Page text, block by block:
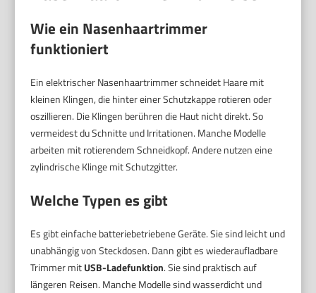
Wie ein Nasenhaartrimmer
funktioniert
Ein elektrischer Nasenhaartrimmer schneidet Haare mit
kleinen Klingen, die hinter einer Schutzkappe rotieren oder
oszillieren. Die Klingen berühren die Haut nicht direkt. So
vermeidest du Schnitte und Irritationen. Manche Modelle
arbeiten mit rotierendem Schneidkopf. Andere nutzen eine
zylindrische Klinge mit Schutzgitter.
Welche Typen es gibt
Es gibt einfache batteriebetriebene Geräte. Sie sind leicht und
unabhängig von Steckdosen. Dann gibt es wiederaufladbare
Trimmer mitUSB-Ladefunktion. Sie sind praktisch auf
längeren Reisen. Manche Modelle sind wasserdicht und